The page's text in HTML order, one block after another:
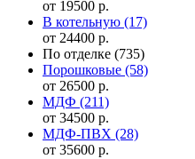
от 19500 р.
В котельную (17)
от 24400 р.
По отделке (735)
Порошковые (58)
от 26500 р.
МДФ (211)
от 34500 р.
МДФ-ПВХ (28)
от 35600 р.